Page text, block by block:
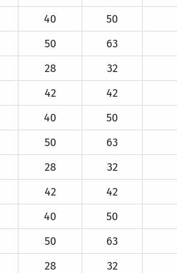
40 50
50 63
28 32
42 42
40 50
50 63
28 32
42 42
40 50
50 63
28 32